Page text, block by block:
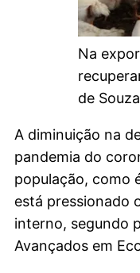
Na
de
A diminuição na
pandemia do
população, como
está pressionado
interno, segundo
Avançados em